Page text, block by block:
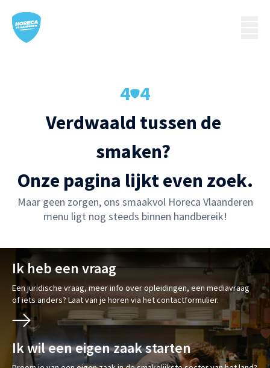
4 4
Verdwaald tussen de
smaken?
Onze pagina lijkt even zoek.
Maar geen zorgen, ons smaakvol Horeca Vlaanderen
menu ligt nog steeds binnen handbereik!
Ik heb een vraag
Een juridische vraag, meer info over opleidingen, een mediavraag
of iets anders? Laat van je horen via het contactformulier.
Ik wil een eigen zaak starten